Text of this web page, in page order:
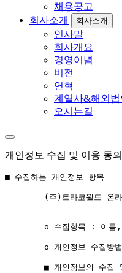
채용공고
회사소개
회사소개
인사말
회사개요
경영이념
비전
연혁
계열사&해외법
오시는길
개인정보 수집 및 이용 동의
■ 수집하는 개인정보 항목
(주)트라코월드 온
ο 수집항목 : 이름,
ο 개인정보 수집방
■ 개인정보의 수집